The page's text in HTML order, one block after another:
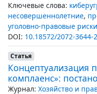
Ключевые слова:
несовершеннолетние,
уголовно-правовые риски
DOI: 10.18572/2072-3644-
Статья
Концептуализация
комплаенс»:
Журнал: Хозяйство и